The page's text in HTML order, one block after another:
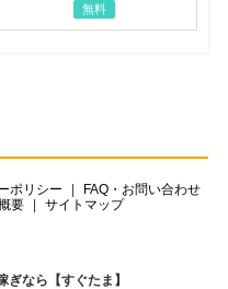
無料
ポリシー
FAQ・お問い合わせ
要 サイトマップ
なら【すぐたま】